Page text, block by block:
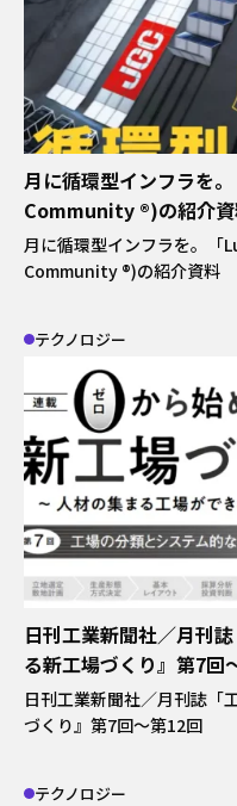
株式会社オルガノイドフ
ブラウンリバース株式会社
JGC Digital株式会社
株式会社RePEaT
株式会社コンクルー
月に循環型インフラ
Community ®)の紹介
月に循環型インフラを。
Community ®)の紹介資料
テクノロジー
日刊工業新聞社／月刊
る新工場づくり』第7回
日刊工業新聞社／月刊誌「
づくり』第7回～第12回
テクノロジー